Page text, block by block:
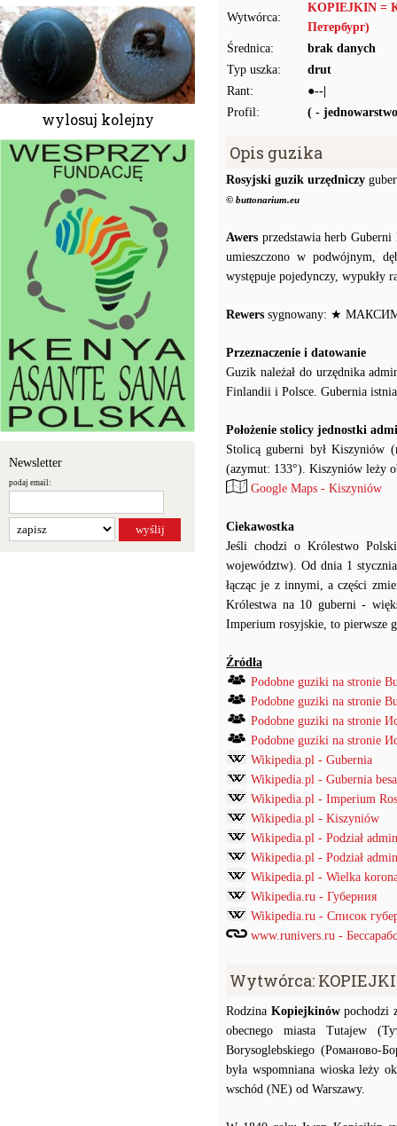
wylosuj kolejny
Newsletter
podaj email:
Wytwórca:
KOPIEJKIN
Петербург)
Średnica:
brak danych
Typ uszka:
drut
Rant:
●--|
Profil:
( -
Opis guzika
Rosyjski guzik urzędniczy
© buttonarium.eu
Awers przedstawia herb Guberni
umieszczono w podwójnym,
występuje pojedynczy, wypukły
Rewers sygnowany: ★
Przeznaczenie i datowanie
Guzik należał do urzędnika
Finlandii i Polsce. Gubernia
Położenie stolicy jednostki
Stolicą guberni był
(azymut: 133°). Kiszyniów leży
Google Maps - Kiszyniów
Ciekawostka
Jeśli chodzi o Królestwo
województw). Od dnia 1
łącząc je z innymi, a części
Królestwa na 10 guberni -
Imperium rosyjskie, to pierwsze
Źródła
Podobne guziki na stronie
Podobne guziki na stronie
Podobne guziki na stronie
Podobne guziki na stronie
Wikipedia.pl - Gubernia
Wikipedia.pl - Gubernia
Wikipedia.pl - Imperium
Wikipedia.pl - Kiszyniów
Wikipedia.pl - Podział
Wikipedia.pl - Podział
Wikipedia.pl - Wielka
Wikipedia.ru - Губерния
Wikipedia.ru - Список
www.runivers.ru -
Wytwórca:
Rodzina Kopiejkinówpochodzi
obecnego miasta Tutajew
Borysoglebskiego (Романово-
była wspomniana wioska leży
wschód (NE) od Warszawy.